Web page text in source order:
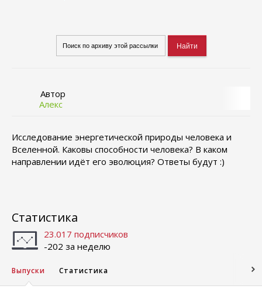
Автор
Алекc
Исследование энергетической природы человека и
Вселенной. Каковы способности человека? В каком
направлении идёт его эволюция? Ответы будут :)
Статистика
23.017 подписчиков
-202 за неделю
Выпуски Статистика